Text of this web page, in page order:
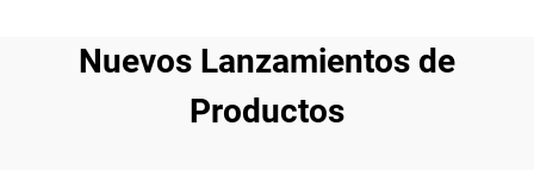
Nuevos Lanzamientos de
Productos